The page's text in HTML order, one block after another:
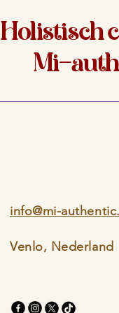
Holistisch
Mi-
info@mi-
Venlo, Nederland